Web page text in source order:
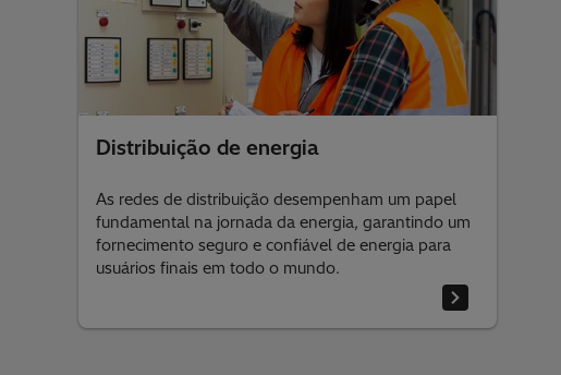
Distribuição de energia
As redes de distribuição desempenham um papel
fundamental na jornada da energia, garantindo um
fornecimento seguro e confiável de energia para
usuários finais em todo o mundo.